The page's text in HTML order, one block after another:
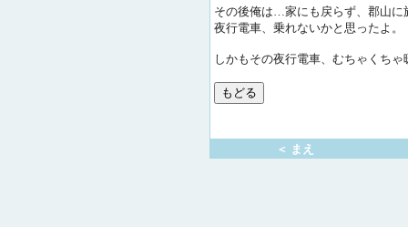
その後俺は…家にも戻らず、郡山に
夜行電車、乗れないかと思ったよ。
しかもその夜行電車、むちゃくち
＜ まえ